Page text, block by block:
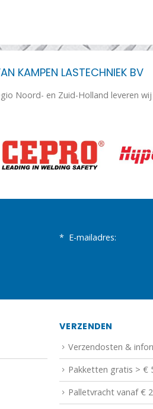
KAMPEN LASTECHNIEK BV
Noord- en Zuid-Holland leveren
* E-mailadres:
VERZENDEN
Verzendosten &
Pakketten gratis > €
Palletvracht vanaf €